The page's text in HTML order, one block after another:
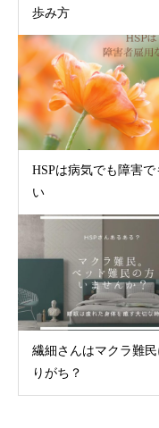
歩み方
HSPは病気でも障害で
い
繊細さんはマクラ難民
りがち？